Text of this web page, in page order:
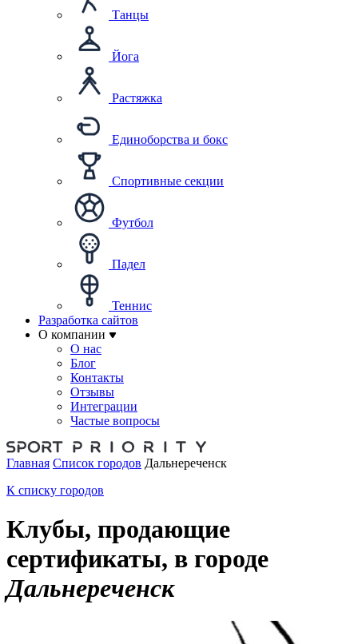
Танцы
Йога
Растяжка
Единоборства и бокс
Спортивные секции
Футбол
Падел
Теннис
Разработка сайтов
О компании
О нас
Блог
Контакты
Отзывы
Интеграции
Частые вопросы
Главная Список городов Дальнереченск
К списку городов
Клубы, продающие
сертификаты, в городе
Дальнереченск